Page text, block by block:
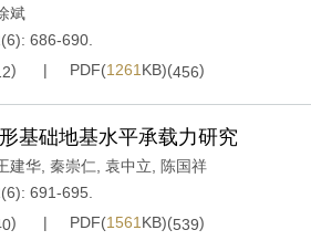
斌
686-690.
) PDF(1261 KB)(456)
基础地基水平承载力研究
建华 秦崇仁 袁中立
陈国祥
691-695.
) PDF(1561 KB)(539)